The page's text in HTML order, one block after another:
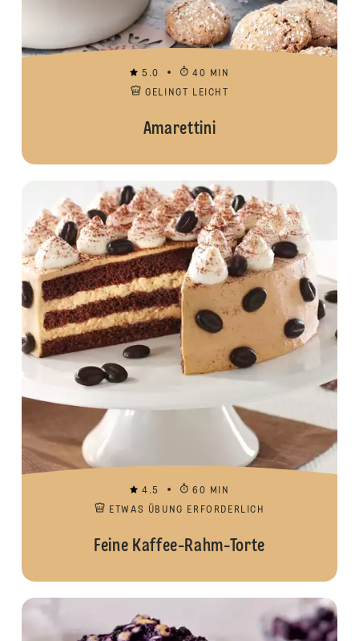
5.0
40 MIN
GELINGT LEICHT
Amarettini
4.5
60 MIN
ETWAS ÜBUNG ERFORDERLICH
Feine Kaffee-Rahm-Torte